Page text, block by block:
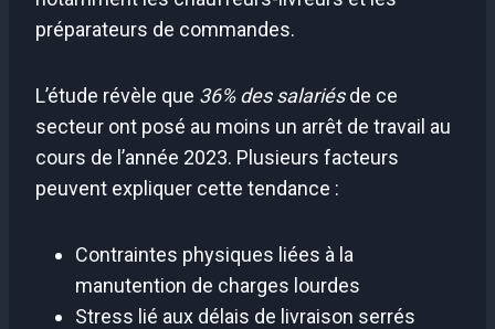
préparateurs de commandes.
L’étude révèle que 36% des salariésde ce
secteur ont posé au moins un arrêt de travail au
cours de l’année 2023. Plusieurs facteurs
peuvent expliquer cette tendance :
Contraintes physiques liées à la
manutention de charges lourdes
Stress lié aux délais de livraison serrés